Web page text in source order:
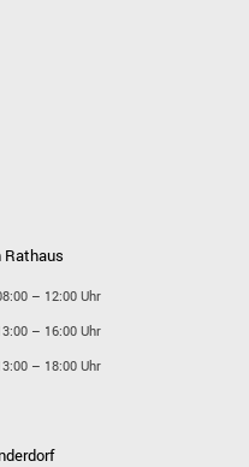
– 12:00 Uhr
– 16:00 Uhr
– 18:00 Uhr